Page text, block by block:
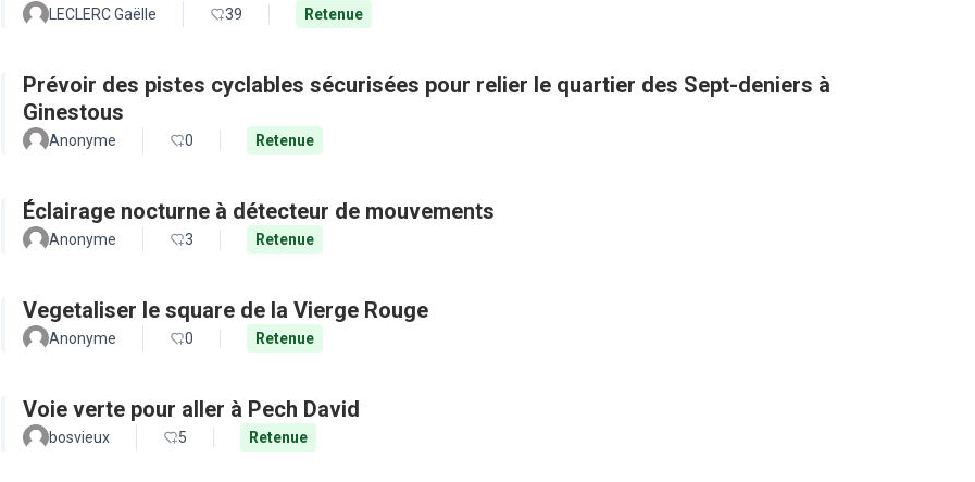
LECLERC Gaëlle 39 Retenue
Prévoir des pistes cyclables sécurisées pour relier le quartier des Sept-deniers à
Ginestous
Anonyme 0 Retenue
Éclairage nocturne à détecteur de mouvements
Anonyme 3 Retenue
Vegetaliser le square de la Vierge Rouge
Anonyme 0 Retenue
Voie verte pour aller à Pech David
bosvieux 5 Retenue